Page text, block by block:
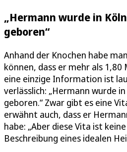
„Hermann wurde in
geboren“
Anhand der Knochen habe
können, dass er mehr als
eine einzige Information ist
verlässlich: „Hermann wurde
geboren.“ Zwar gibt es eine
erwähnt auch, dass er
habe: „Aber diese Vita ist
Beschreibung eines idealen